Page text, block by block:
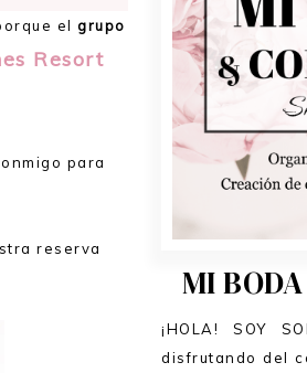
elgrupo
Resort
para
reserva
MI
¡HOLA! SOY
disfrutando del